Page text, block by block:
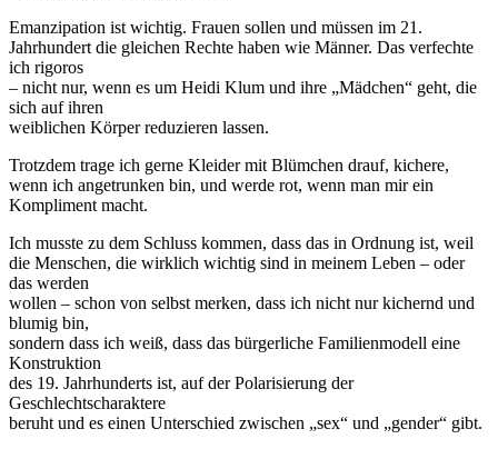
Emanzipation ist wichtig. Frauen sollen und müssen im 21.
Jahrhundert die gleichen Rechte haben wie Männer. Das verfechte
ich rigoros
– nicht nur, wenn es um Heidi Klum und ihre „Mädchen“ geht, die
sich auf ihren
weiblichen Körper reduzieren lassen.
Trotzdem trage ich gerne Kleider mit Blümchen drauf, kichere,
wenn ich angetrunken bin, und werde rot, wenn man mir ein
Kompliment macht.
Ich musste zu dem Schluss kommen, dass das in Ordnung ist, weil
die Menschen, die wirklich wichtig sind in meinem Leben – oder
das werden
wollen – schon von selbst merken, dass ich nicht nur kichernd und
blumig bin,
sondern dass ich weiß, dass das bürgerliche Familienmodell eine
Konstruktion
des 19. Jahrhunderts ist, auf der Polarisierung der
Geschlechtscharaktere
beruht und es einen Unterschied zwischen „sex“ und „gender“ gibt.